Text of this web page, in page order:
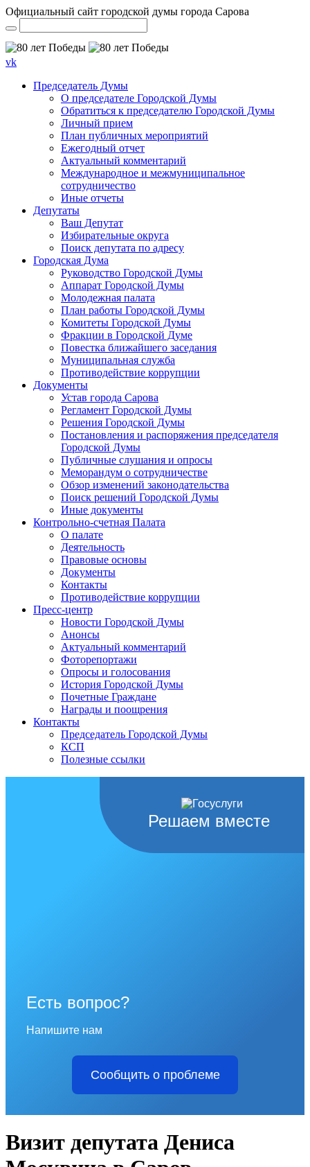
Официальный сайт городской думы города Сарова
vk
Председатель Думы
О председателе Городской Думы
Обратиться к председателю Городской Думы
Личный прием
План публичных мероприятий
Ежегодный отчет
Актуальный комментарий
Международное и межмуниципальное
сотрудничество
Иные отчеты
Депутаты
Ваш Депутат
Избирательные округа
Поиск депутата по адресу
Городская Дума
Руководство Городской Думы
Аппарат Городской Думы
Молодежная палата
План работы Городской Думы
Комитеты Городской Думы
Фракции в Городской Думе
Повестка ближайшего заседания
Муниципальная служба
Противодействие коррупции
Документы
Устав города Сарова
Регламент Городской Думы
Решения Городской Думы
Постановления и распоряжения председателя
Городской Думы
Публичные слушания и опросы
Меморандум о сотрудничестве
Обзор изменений законодательства
Поиск решений Городской Думы
Иные документы
Контрольно-счетная Палата
О палате
Деятельность
Правовые основы
Документы
Контакты
Противодействие коррупции
Пресс-центр
Новости Городской Думы
Анонсы
Актуальный комментарий
Фоторепортажи
Опросы и голосования
История Городской Думы
Почетные Граждане
Награды и поощрения
Контакты
Председатель Городской Думы
КСП
Полезные ссылки
Решаем вместе
Есть вопрос?
Напишите нам
Сообщить о проблеме
Визит депутата Дениса